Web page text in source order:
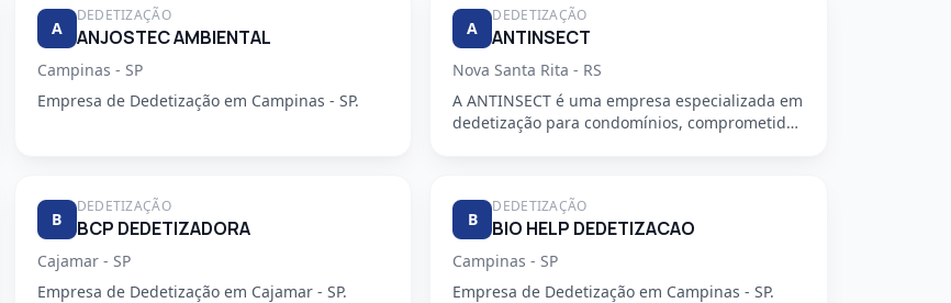
A
DEDETIZAÇÃO
ANJOSTEC AMBIENTAL
Campinas - SP
Empresa de Dedetização em Campinas - SP.
A
DEDETIZAÇÃO
ANTINSECT
Nova Santa Rita - RS
A ANTINSECT é uma empresa especializada em
dedetização para condomínios, comprometida
B
DEDETIZAÇÃO
BCP DEDETIZADORA
Cajamar - SP
Empresa de Dedetização em Cajamar - SP.
B
DEDETIZAÇÃO
BIO HELP DEDETIZACAO
Campinas - SP
Empresa de Dedetização em Campinas - SP.